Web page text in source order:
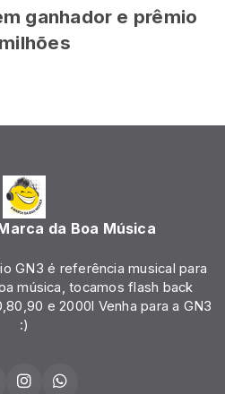
ganhador e prêmio
da Boa Música
GN3 é referência musical para
música, tocamos flash back
e 2000l Venha para a GN3
:)